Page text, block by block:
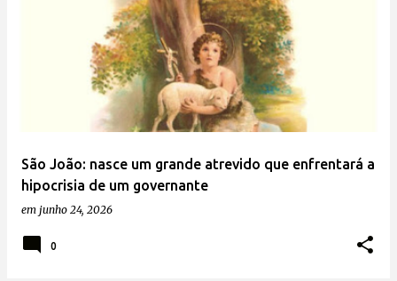
São João: nasce um grande atrevido que enfrentará a
hipocrisia de um governante
em junho 24, 2026
0